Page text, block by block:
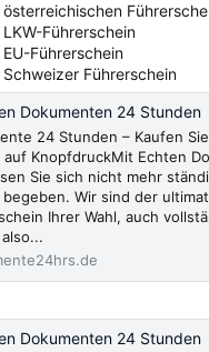
Führerschein
Führerschein
Führerschein
Dokumenten 24 Stunden
24 Stunden – Kaufen
auf KnopfdruckMit Echten
Sie sich nicht mehr
begeben. Wir sind der
Ihrer Wahl, auch
Dokumenten 24 Stunden